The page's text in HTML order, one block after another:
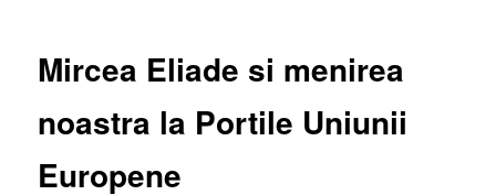
Mircea Eliade si menirea
noastra la Portile Uniunii
Europene